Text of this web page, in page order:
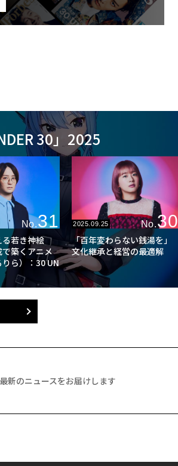
30」2025
No.31
る若き神絵
築くアニメ
ら）：30 UN
2025.09.25 No.30
「百年変わらない銭湯を」
文化継承と経営の最適解
新のニュースをお届けします